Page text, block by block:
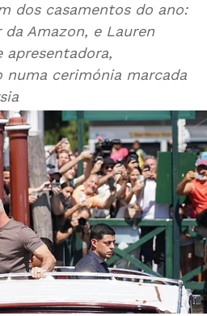
dos casamentos do ano:
Amazon, e Lauren
apresentadora,
cerimónia marcada